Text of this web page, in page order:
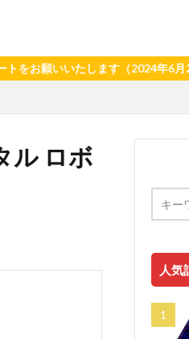
いいたします（2024年6月21日
ル ロボ
人気